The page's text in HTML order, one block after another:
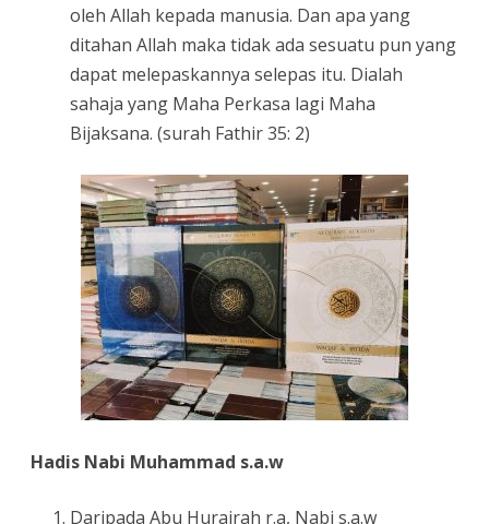
oleh Allah kepada manusia. Dan apa yang
ditahan Allah maka tidak ada sesuatu pun yang
dapat melepaskannya selepas itu. Dialah
sahaja yang Maha Perkasa lagi Maha
Bijaksana. (surah Fathir 35: 2)
Hadis Nabi Muhammad s.a.w
Daripada Abu Hurairah r.a, Nabi s.a.w